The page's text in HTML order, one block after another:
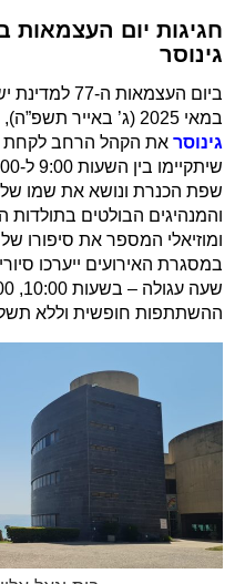
חגיגות יום העצמאות
גינוסר
במאי 2025 (ג’ באייר תשפ”ה), מזמין
גינוסר את הקהל הרחב לקחת
שפת הכנרת ונושא את שמו
והמנהיגים הבולטים בתולדות
ומוזיאלי המספר את סיפורו של
במסגרת האירועים ייערכו
ההשתתפות חופשית וללא